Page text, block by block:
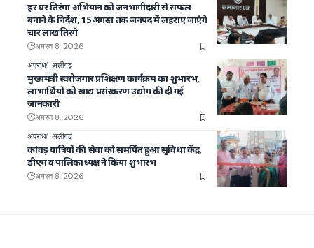
हर घर तिरंगा अभियान को जनभागीदारी से सफल
बनाने के निर्देश, 15 अगस्त तक जनपद में लहराए जाएंगे
चार लाख तिरंगे
अगस्त 8, 2026
अपराध अलीगढ़
मुख्यमंत्री स्वरोजगार प्रशिक्षण कार्यक्रम का शुभारंभ,
लाभार्थियों को खाद्य प्रसंस्करण उद्योग की दी गई
जानकारी
अगस्त 8, 2026
अपराध अलीगढ़
कांवड़ यात्रियों की सेवा को समर्पित हुआ सुविधा केंद्र,
डीएम व पालिकाध्यक्ष ने किया शुभारंभ
अगस्त 8, 2026